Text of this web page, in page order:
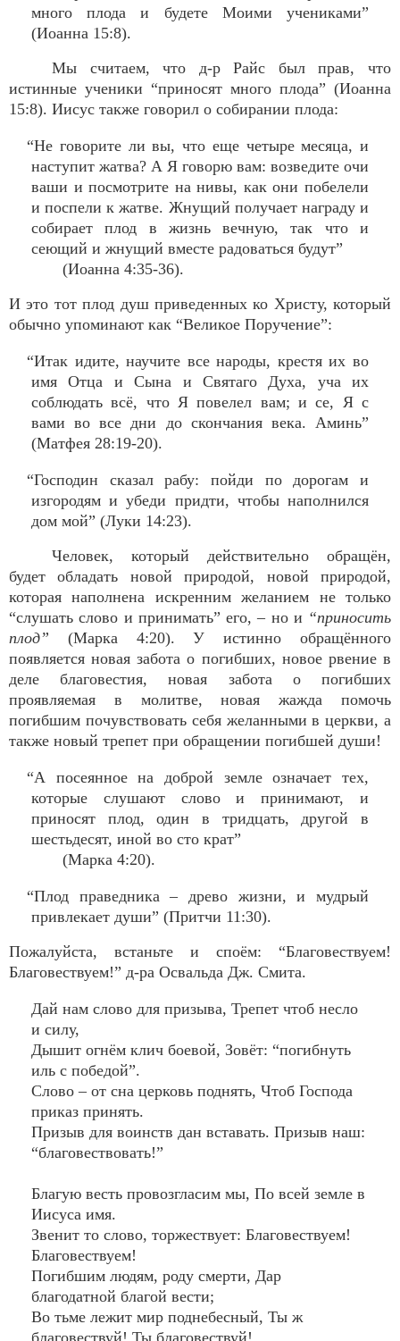
много плода и будете Моими учениками”
(Иоанна 15:8).
Мы считаем, что д-р Райс был прав, что
истинные ученики “приносят много плода” (Иоанна
15:8). Иисус также говорил о собирании плода:
“Не говорите ли вы, что еще четыре месяца, и
наступит жатва? А Я говорю вам: возведите очи
ваши и посмотрите на нивы, как они побелели
и поспели к жатве. Жнущий получает награду и
собирает плод в жизнь вечную, так что и
сеющий и жнущий вместе радоваться будут”
(Иоанна 4:35-36).
И это тот плод душ приведенных ко Христу, который
обычно упоминают как “Великое Поручение”:
“Итак идите, научите все народы, крестя их во
имя Отца и Сына и Святаго Духа, уча их
соблюдать всё, что Я повелел вам; и се, Я с
вами во все дни до скончания века. Аминь”
(Матфея 28:19-20).
“Господин сказал рабу: пойди по дорогам и
изгородям и убеди придти, чтобы наполнился
дом мой” (Луки 14:23).
Человек, который действительно обращён,
будет обладать новой природой, новой природой,
которая наполнена искренним желанием не только
“слушать слово и принимать” его, – но и “приносить
плод” (Марка 4:20). У истинно обращённого
появляется новая забота о погибших, новое рвение в
деле благовестия, новая забота о погибших
проявляемая в молитве, новая жажда помочь
погибшим почувствовать себя желанными в церкви, а
также новый трепет при обращении погибшей души!
“А посеянное на доброй земле означает тех,
которые слушают слово и принимают, и
приносят плод, один в тридцать, другой в
шестьдесят, иной во сто крат”
(Марка 4:20).
“Плод праведника – древо жизни, и мудрый
привлекает души” (Притчи 11:30).
Пожалуйста, встаньте и споём: “Благовествуем!
Благовествуем!” д-ра Освальда Дж. Смита.
Дай нам слово для призыва, Трепет чтоб несло
и силу,
Дышит огнём клич боевой, Зовёт: “погибнуть
иль с победой”.
Слово – от сна церковь поднять, Чтоб Господа
приказ принять.
Призыв для воинств дан вставать. Призыв наш:
“благовествовать!”
Благую весть провозгласим мы, По всей земле в
Иисуса имя.
Звенит то слово, торжествует: Благовествуем!
Благовествуем!
Погибшим людям, роду смерти, Дар
благодатной благой вести;
Во тьме лежит мир поднебесный, Ты ж
благовествуй! Ты благовествуй!